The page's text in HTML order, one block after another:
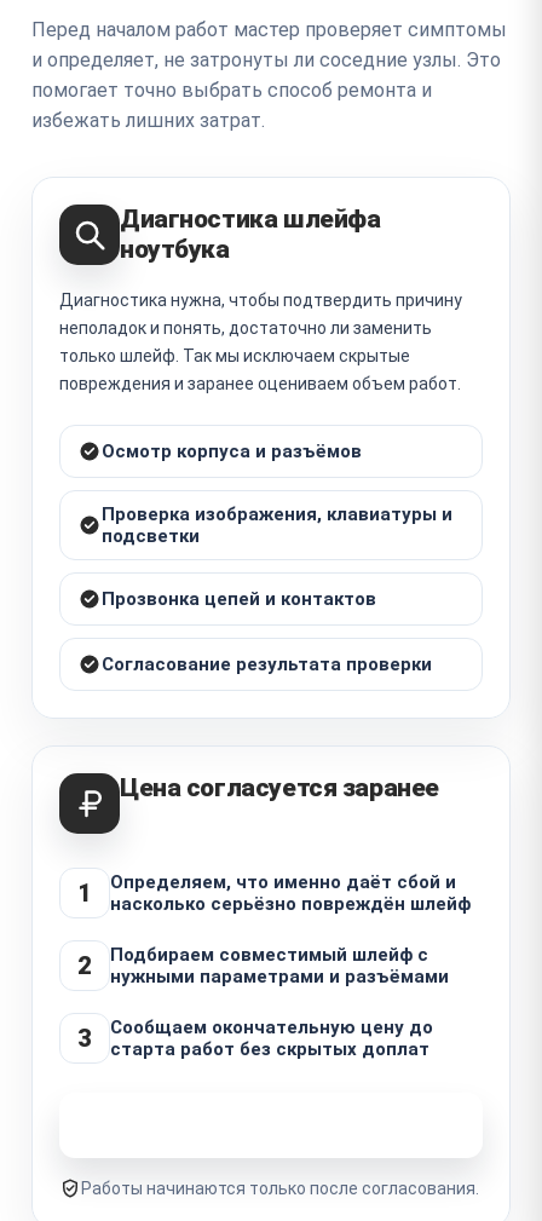
Перед началом работ мастер проверяет симптомы
и определяет, не затронуты ли соседние узлы. Это
помогает точно выбрать способ ремонта и
избежать лишних затрат.
Диагностика шлейфа
ноутбука
Диагностика нужна, чтобы подтвердить причину
неполадок и понять, достаточно ли заменить
только шлейф. Так мы исключаем скрытые
повреждения и заранее оцениваем объем работ.
Осмотр корпуса и разъёмов
Проверка изображения, клавиатуры и
подсветки
Прозвонка цепей и контактов
Согласование результата проверки
Цена согласуется заранее
1
Определяем, что именно даёт сбой и
насколько серьёзно повреждён шлейф
2
Подбираем совместимый шлейф с
нужными параметрами и разъёмами
3
Сообщаем окончательную цену до
старта работ без скрытых доплат
Работы начинаются только после согласования.